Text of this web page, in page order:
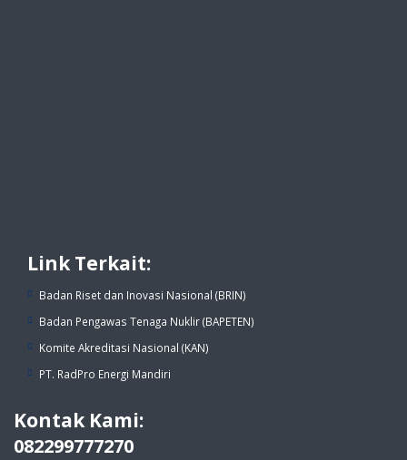
Link Terkait:
Badan Riset dan Inovasi Nasional (BRIN)
Badan Pengawas Tenaga Nuklir (BAPETEN)
Komite Akreditasi Nasional (KAN)
PT. RadPro Energi Mandiri
Kontak Kami:
082299777270